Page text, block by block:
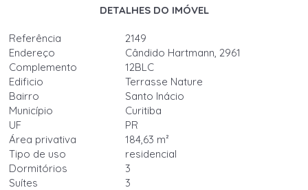
DETALHES DO IMÓVEL
Referência
2149
Endereço
Cândido Hartmann, 2961
Complemento
12BLC
Edificio
Terrasse Nature
Bairro
Santo Inácio
Município
Curitiba
UF
PR
Área privativa
184,63 m²
Tipo de uso
residencial
Dormitórios
3
Suítes
3